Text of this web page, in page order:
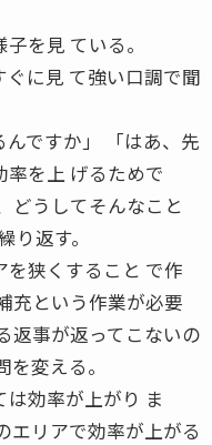
を見 ている。
に見 て強い口調で聞
んですか」 「はあ、先
を上 げるためで
どうしてそんなこと
返す。
を狭くすること で作
という作業が必要
返事が返ってこないの
変える。
は効率が上がり ま
エリアで効率が上がる